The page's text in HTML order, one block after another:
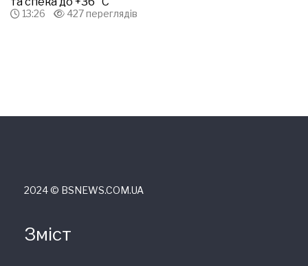
13:26 427 переглядів
2024 © ВSNEWS.COM.UA
Зміст